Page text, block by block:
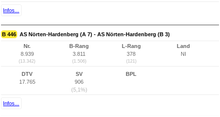
Infos...
B 446 AS Nörten-Hardenberg (A 7) - AS Nörten-Hardenberg (B 3)
Nr.
8.939
(13.342)
B-Rang
3.811
(1.506)
L-Rang
378
(121)
Land
NI
DTV
17.765
SV
906
(5,1%)
BPL
Infos...